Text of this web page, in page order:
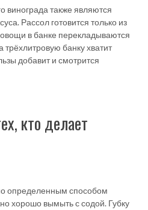
винограда также являются
Рассол готовится только из
в банке перекладываются
банку хватит
добавит и смотрится
кто делает
определенным способом
хорошо вымыть с содой. Губку